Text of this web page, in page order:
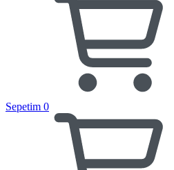
Sepetim 0